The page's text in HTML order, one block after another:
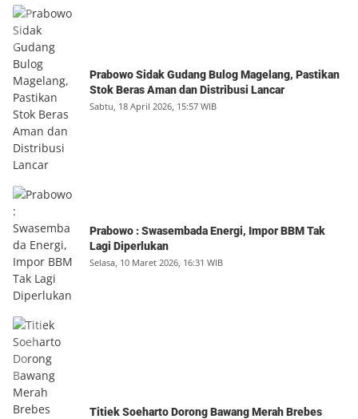
Prabowo Sidak Gudang Bulog Magelang, Pastikan
Stok Beras Aman dan Distribusi Lancar
Sabtu, 18 April 2026, 15:57 WIB
Prabowo : Swasembada Energi, Impor BBM Tak
Lagi Diperlukan
Selasa, 10 Maret 2026, 16:31 WIB
Titiek Soeharto Dorong Bawang Merah Brebes